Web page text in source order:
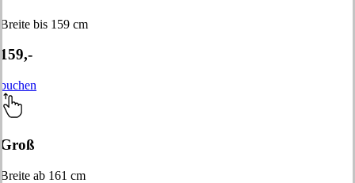
Breite bis 159 cm
159,-
buchen
Groß
Breite ab 161 cm